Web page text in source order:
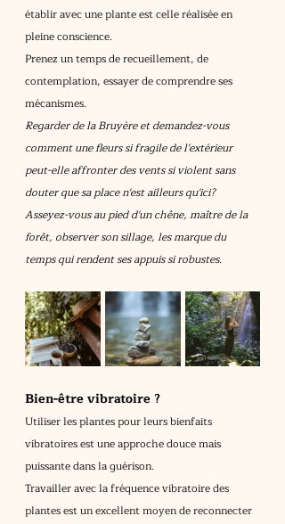
établir avec une plante est celle réalisée en
pleine conscience.
Prenez un temps de recueillement, de
contemplation, essayer de comprendre ses
mécanismes.
Regarder de la Bruyère et demandez-vous
comment une fleurs si fragile de l'extérieur
peut-elle affronter des vents si violent sans
douter que sa place n'est ailleurs qu'ici?
Asseyez-vous au pied d'un chêne, maître de la
forêt, observer son sillage, les marque du
temps qui rendent ses appuis si robustes.
Bien-être vibratoire ?
Utiliser les plantes pour leurs bienfaits
vibratoires est une approche douce mais
puissante dans la guérison.
Travailler avec la fréquence vibratoire des
plantes est un excellent moyen de reconnecter